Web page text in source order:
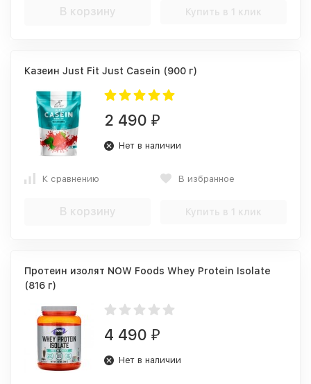
В корзину Купить в 1 клик
Казеин Just Fit Just Casein (900 г)
2 490 ₽
Нет в наличии
К сравнению В избранное
В корзину Купить в 1 клик
Протеин изолят NOW Foods Whey Protein Isolate
(816 г)
4 490 ₽
Нет в наличии